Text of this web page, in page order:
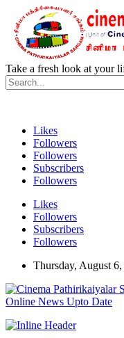
Take a fresh look at your
Likes
Followers
Followers
Subscribers
Followers
Likes
Followers
Subscribers
Followers
Thursday, August
Online News Upto Date